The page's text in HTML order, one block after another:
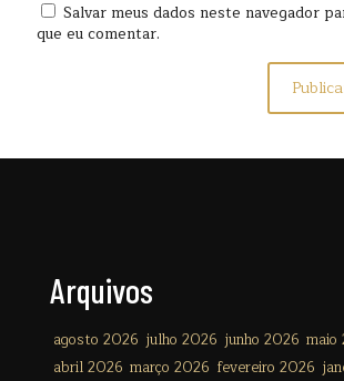
Salvar meus dados neste navegador
que eu comentar.
Arquivos
agosto 2026 julho 2026 junho 2026 maio
abril 2026 março 2026 fevereiro 2026